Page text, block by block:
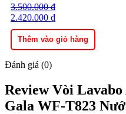
3.500.000₫
Giá
gốc
là:
3.500.000 ₫.
2.420.000 ₫
Giá
hiện
tại
là:
2.420.000 ₫.
Thêm vào giỏ hàng
Đánh giá (0)
Review Vòi
Gala WF-T823